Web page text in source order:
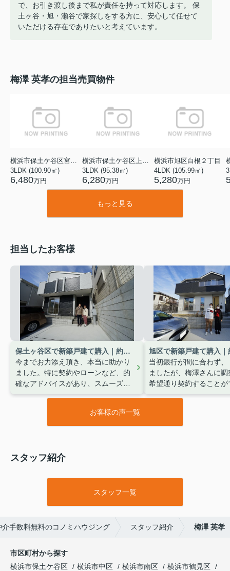
で、お引き渡し後まで私が責任を持って対応します。 保
土ヶ谷・旭・瀬谷で家探しをする方に、安心して任せて
いただける存在でありたいと考えています。
梅澤 英孝の担当売買物件
3LDK (100.90㎡)
6,480万円
3LDK (95.38㎡)
6,280万円
横浜市旭区白根２丁目
4LDK (105.99㎡)
5,280万円
もっと見る
担当したお客様
保土ヶ谷区で新築戸建て購入｜約２６４万円削減 担当：梅澤 英孝
今までお力添え頂き、本当に助かり
ました。特に契約やローンなど、的
確なアドバイスがあり、スムーズに
当初銀行が間に合わず
ましたが、梅澤さんに
希望通り契約することが
お客様の声一覧
スタッフ紹介
スタッフ一覧
手数料無料のコノミハウジング スタッフ紹介 梅澤 英孝
市区町村から探す
横浜市保土ケ谷区
横浜市中区 横浜市南区
横浜市鶴見区